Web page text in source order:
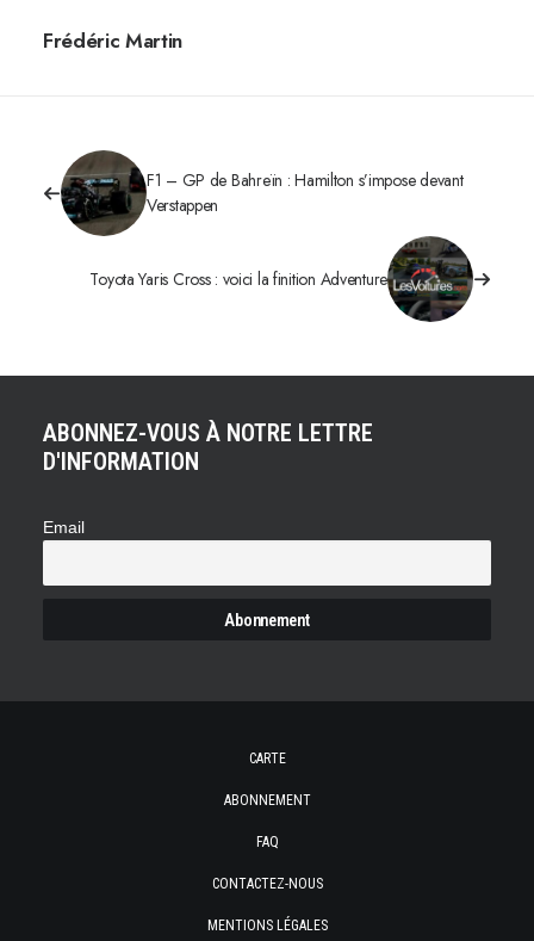
Frédéric Martin
F1 – GP de Bahreïn : Hamilton s’impose devant
Verstappen
Toyota Yaris Cross : voici la finition Adventure
ABONNEZ-VOUS À NOTRE LETTRE
D'INFORMATION
Email
CARTE
ABONNEMENT
FAQ
CONTACTEZ-NOUS
MENTIONS LÉGALES